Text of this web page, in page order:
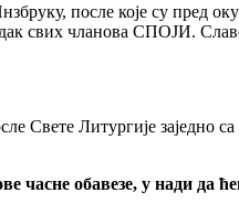
после које су пред
свих чланова СПОЈИ.
Свете Литургије заједно
обавезе, у нади да